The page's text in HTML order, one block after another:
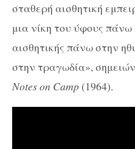
σταθερή αισθητική
μια νίκη του ύφους πάνω
αισθητικής πάνω στην
στην τραγωδία»,
Noteson Camp (1964).